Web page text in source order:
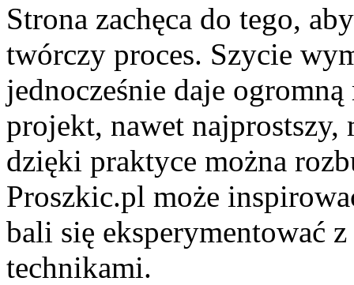
Strona zachęca do tego,
twórczy proces. Szycie
jednocześnie daje
projekt, nawet najprostszy,
dzięki praktyce można
Proszkic.pl może
bali się eksperymentować
technikami.